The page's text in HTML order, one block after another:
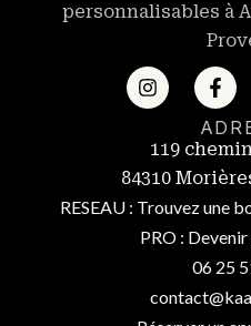
119
84310
RESEAU : Trouvez une
PRO :
personnalisables à
06 25